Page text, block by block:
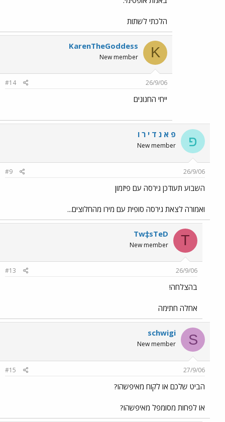
הלכתי לשתות
K
KarenTheGoddess
New member
26/9/06
#14
ייחי החנונים
פ פ א נ ד י ר ו
New member
26/9/06
#9
השבוע תעודכן גירסה עם פיזמון
ואמורה לצאת גירסה סופית עם מירו מהחלוצים...
T
Tw‡sTeD
New member
26/9/06
#13
בהצלחה!
אחלה חתימה
S
schwigi
New member
27/9/06
#15
הביט שלכם או לקוח מאיפשהו?
או לפחות מסומפל מאיפשהו?